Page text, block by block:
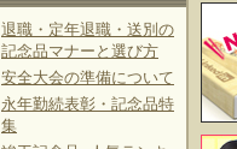
退職・定年退職・送別の
記念品マナーと選び方
安全大会の準備について
永年勤続表彰・記念品特
集